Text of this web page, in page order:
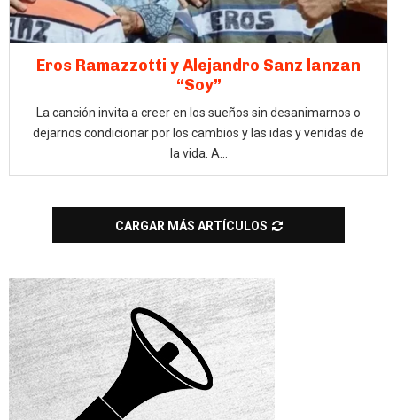
Eros Ramazzotti y Alejandro Sanz lanzan
“Soy”
La canción invita a creer en los sueños sin desanimarnos o
dejarnos condicionar por los cambios y las idas y venidas de
la vida. A...
CARGAR MÁS ARTÍCULOS